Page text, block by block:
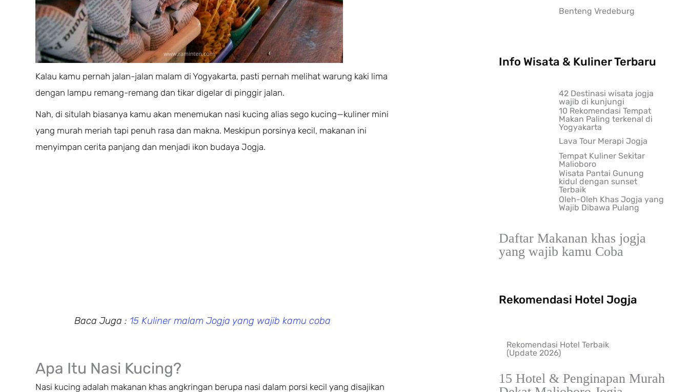
Kalau kamu pernah jalan-jalan malam di Yogyakarta, pasti pernah melihat warung kaki lima
dengan lampu remang-remang dan tikar digelar di pinggir jalan.
Nah, di situlah biasanya kamu akan menemukan nasi kucing alias sego kucing—kuliner mini
yang murah meriah tapi penuh rasa dan makna. Meskipun porsinya kecil, makanan ini
menyimpan cerita panjang dan menjadi ikon budaya Jogja.
Baca Juga : 15 Kuliner malam Jogja yang wajib kamu coba
Apa Itu Nasi Kucing?
Nasi kucing adalah makanan khas angkringan berupa nasi dalam porsi kecil yang disajikan
Benteng Vredeburg
Info Wisata & Kuliner Terbaru
42 Destinasi wisata jogja
wajib di kunjungi
10 Rekomendasi Tempat
Makan Paling terkenal di
Yogyakarta
Lava Tour Merapi Jogja
Tempat Kuliner Sekitar
Malioboro
Wisata Pantai Gunung
kidul dengan sunset
Terbaik
Oleh-Oleh Khas Jogja yang
Wajib Dibawa Pulang
Daftar Makanan khas jogja
yang wajib kamu Coba
Rekomendasi Hotel Jogja
Rekomendasi Hotel Terbaik
(Update 2026)
15 Hotel & Penginapan Murah